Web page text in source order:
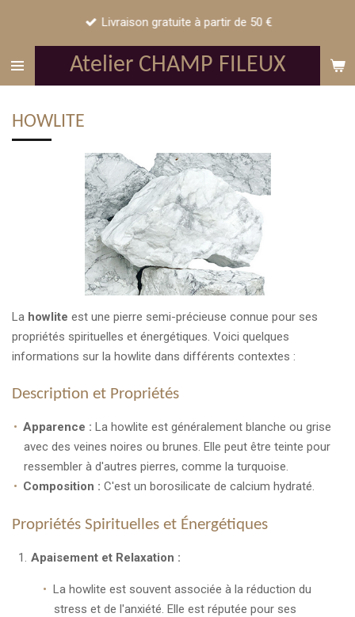
Atelier CHAMP FILEUX
Livraison gratuite à partir de 50 €
HOWLITE
La howlite est une pierre semi-précieuse connue pour ses
propriétés spirituelles et énergétiques. Voici quelques
informations sur la howlite dans différents contextes :
Description et Propriétés
Apparence : La howlite est généralement blanche ou grise
avec des veines noires ou brunes. Elle peut être teinte pour
ressembler à d'autres pierres, comme la turquoise.
Composition : C'est un borosilicate de calcium hydraté.
Propriétés Spirituelles et Énergétiques
Apaisement et Relaxation :
La howlite est souvent associée à la réduction du
stress et de l'anxiété. Elle est réputée pour ses